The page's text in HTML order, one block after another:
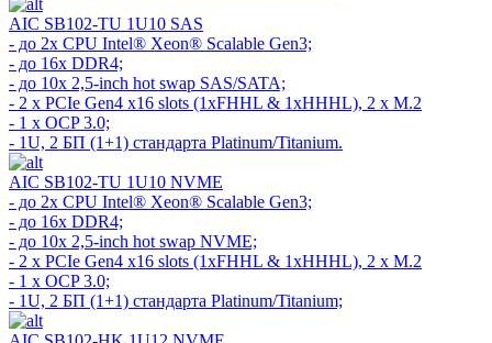
AIC SB102-TU 1U10 SAS
- до 2х CPU Intel® Xeon® Scalable Gen3;
- до 16x DDR4;
- до 10x 2,5-inch hot swap SAS/SATA;
- 2 x PCIe Gen4 x16 slots (1xFHHL & 1xHHHL), 2 x M.2
- 1 x OCP 3.0;
- 1U, 2 БП (1+1) стандарта Platinum/Titanium.
AIC SB102-TU 1U10 NVME
- до 2х CPU Intel® Xeon® Scalable Gen3;
- до 16x DDR4;
- до 10x 2,5-inch hot swap NVME;
- 2 x PCIe Gen4 x16 slots (1xFHHL & 1xHHHL), 2 x M.2
- 1 x OCP 3.0;
- 1U, 2 БП (1+1) стандарта Platinum/Titanium;